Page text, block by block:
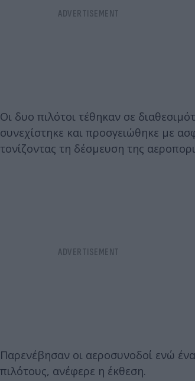
Οι δυο πιλότοι τέθηκαν σε
συνεχίστηκε και προσγειώθηκε με
τονίζοντας τη δέσμευση της
Παρενέβησαν οι αεροσυνοδοί ενώ
πιλότους, ανέφερε η έκθεση.